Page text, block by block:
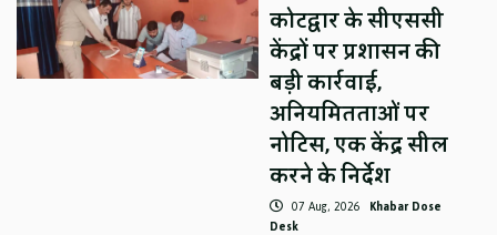
कोटद्वार के सीएससी
केंद्रों पर प्रशासन की
बड़ी कार्रवाई,
अनियमितताओं पर
नोटिस, एक केंद्र सील
करने के निर्देश
07 Aug, 2026 Khabar Dose
Desk